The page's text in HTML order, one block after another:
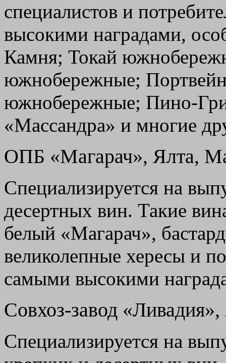
специалистов и
высокими наградами,
Камня; Токай
южнобережные;
южнобережные; Пино-
«Массандра» и многие
ОПБ «Магарач», Ялта,
Специализируется на
десертных вин. Такие
белый «Магарач»,
великолепные хересы и
самыми высокими
Совхоз-завод
Специализируется на